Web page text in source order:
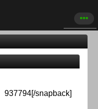
937794[/snapback]